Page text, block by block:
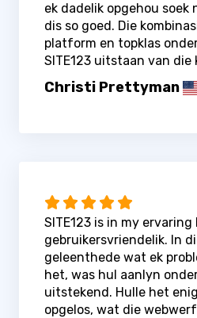
ek dadelik opgehou soek
dis so goed. Die
platform en topklas
SITE123 uitstaan ​​van die
Christi Prettyman
SITE123 is in my ervaring
gebruikersvriendelik. In
geleenthede wat ek
het, was hul aanlyn
uitstekend. Hulle het
opgelos, wat die